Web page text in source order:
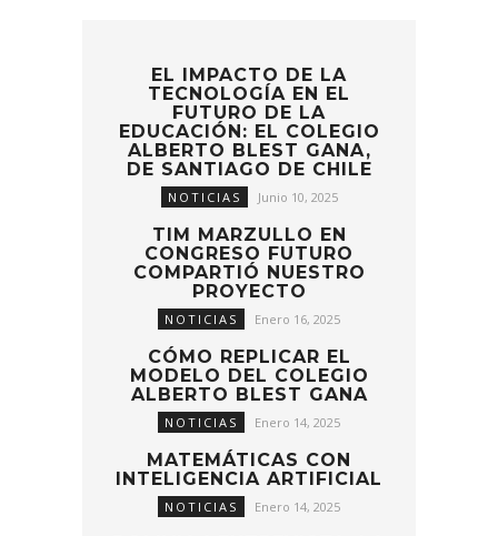
EL IMPACTO DE LA
TECNOLOGÍA EN EL
FUTURO DE LA
EDUCACIÓN: EL COLEGIO
ALBERTO BLEST GANA,
DE SANTIAGO DE CHILE
NOTICIAS Junio 10, 2025
TIM MARZULLO EN
CONGRESO FUTURO
COMPARTIÓ NUESTRO
PROYECTO
NOTICIAS Enero 16, 2025
CÓMO REPLICAR EL
MODELO DEL COLEGIO
ALBERTO BLEST GANA
NOTICIAS Enero 14, 2025
MATEMÁTICAS CON
INTELIGENCIA ARTIFICIAL
NOTICIAS Enero 14, 2025